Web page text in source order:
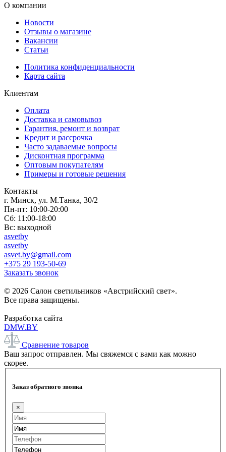
О компании
Новости
Отзывы о магазине
Вакансии
Статьи
Политика конфиденциальности
Карта сайта
Клиентам
Оплата
Доставка и самовывоз
Гарантия, ремонт и возврат
Кредит и рассрочка
Часто задаваемые вопросы
Дисконтная программа
Оптовым покупателям
Примеры и готовые решения
Контакты
г. Минск, ул. М.Танка, 30/2
Пн-пт: 10:00-20:00
Сб: 11:00-18:00
Вс: выходной
asvetby
asvetby
asvet.by@gmail.com
+375 29 193-50-69
Заказать звонок
© 2026 Салон светильников «Австрийский свет».
Все права защищены.
Разработка сайта
DMW.BY
Сравнение товаров
Ваш запрос отправлен. Мы свяжемся с вами как можно
скорее.
Заказ обратного звонка
×